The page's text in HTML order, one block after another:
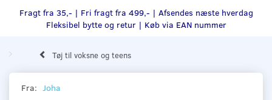
Fragt fra 35,- | Fri fragt fra 499,- | Afsendes næste hverdag
Fleksibel bytte og retur | Køb via EAN nummer
Tøj til voksne og teens
Fra: Joha